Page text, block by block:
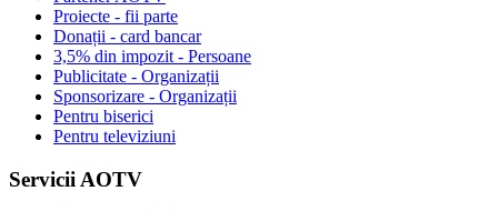
Proiecte - fii parte
Donații - card bancar
3,5% din impozit - Persoane
Publicitate - Organizații
Sponsorizare - Organizații
Pentru biserici
Pentru televiziuni
Servicii AOTV